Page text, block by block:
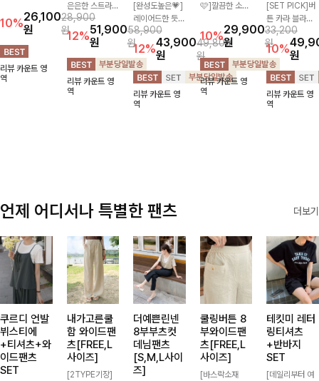
시원해보이면서
로맨틱한 무드를
선사하는 블라우
스:) 풍성한 퍼프
소매와 밑단 셔
링으로 스타일을
10%26,100
원
28,900
원
리뷰 카운트 영
역
은은한 스트라이
프 패턴이 더해
져 심플한 코디
에도 세련된 포
인트를 더해드리
며 깔끔한 스트
라이프 디테일로
유행 없이 오래
12%51,900
원
58,900
원
리뷰 카운트 영
역
[완성도높은💗]
레이어드한 듯
자연스러운 나시
와 버튼 원피스
가 함께 구성된
세트 아이템입니
다. 코디 고민 없
이 한 벌만으로
도 내추럴하면서
12%43,900
원
49,800
원
리뷰 카운트 영
역
🩷]깔끔한 소매
자수로 사랑스러
운 분위기를 담
았으며 은은한
체크 패턴이 더
해져 밋밋함 없
이 여성스러움
10%29,900
원
33,200
원
리뷰 카운트 영
역
[SET PICK]버
튼 카라 블라우
스와 팬츠, 스트
랩까지 구성된
활용도 높은 3
종 세트 🤍 코디
걱정 없이 한 번
에 완성도 있는
스타일링을 연출
10%원
리뷰 카운트 영
역
언제 어디서나 특별한 팬츠 더보기
쿠르디 언발
뷔스티에
+티셔츠+와
이드팬츠
SET
내가고른쿨
함 와이드팬
츠[FREE,L
사이즈]
[2TYPE기장]
더예쁜린넨
8부부츠컷
데님팬츠
[S,M,L사이
즈]
쿨링버튼 8
부와이드팬
츠[FREE,L
사이즈]
[바스락소재
테킷미 레터
링티셔츠
+반바지
SET
[데일리부터 여